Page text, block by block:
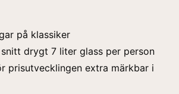
på klassiker
drygt 7 liter glass per person
prisutvecklingen extra märkbar i